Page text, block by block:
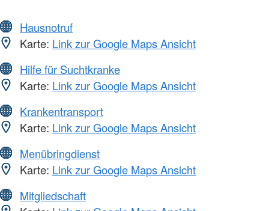
Hausnotruf
Karte: Link zur Google Maps Ansicht
Hilfe für Suchtkranke
Karte: Link zur Google Maps Ansicht
Krankentransport
Karte: Link zur Google Maps Ansicht
Menübringdienst
Karte: Link zur Google Maps Ansicht
Mitgliedschaft